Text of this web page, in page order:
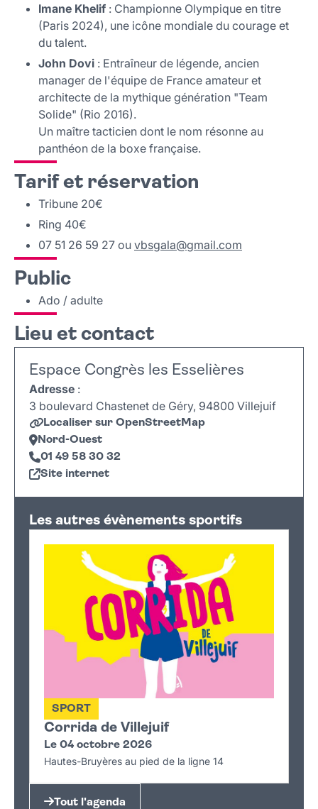
Imane Khelif : Championne Olympique en titre
(Paris 2024), une icône mondiale du courage et
du talent.
John Dovi : Entraîneur de légende, ancien
manager de l'équipe de France amateur et
architecte de la mythique génération "Team
Solide" (Rio 2016).
Un maître tacticien dont le nom résonne au
panthéon de la boxe française.
Tarif et réservation
Tribune 20€
Ring 40€
07 51 26 59 27 ou vbsgala@gmail.com
Public
Ado / adulte
Lieu et contact
Espace Congrès les Esselières
Adresse :
3 boulevard Chastenet de Géry, 94800 Villejuif
Localiser sur OpenStreetMap
Nord-Ouest
01 49 58 30 32
Site internet
+
−
Les autres évènements sportifs
Corrida de Villejuif
SPORT
Le 04 octobre 2026
Hautes-Bruyères au pied de la ligne 14
Tout l'agenda